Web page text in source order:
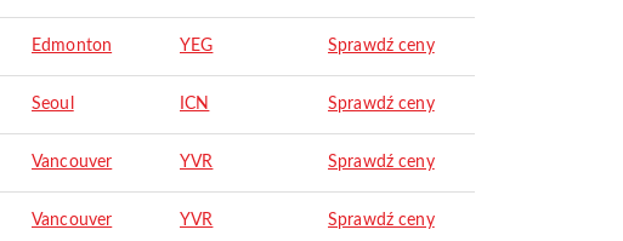
Edmonton YEG Sprawdź ceny
Seoul ICN Sprawdź ceny
Vancouver YVR Sprawdź ceny
Vancouver YVR Sprawdź ceny